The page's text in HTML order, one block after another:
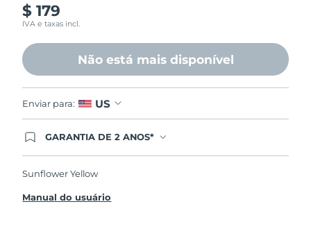
$ 179
IVA e taxas incl.
Não está mais disponível
Enviar para: US
GARANTIA DE 2 ANOS*
significa que se você tiver qualquer problema até
produto gratuitamente.*exceto pelo Luna FOFO
Sunflower Yellow
Manual do usuário